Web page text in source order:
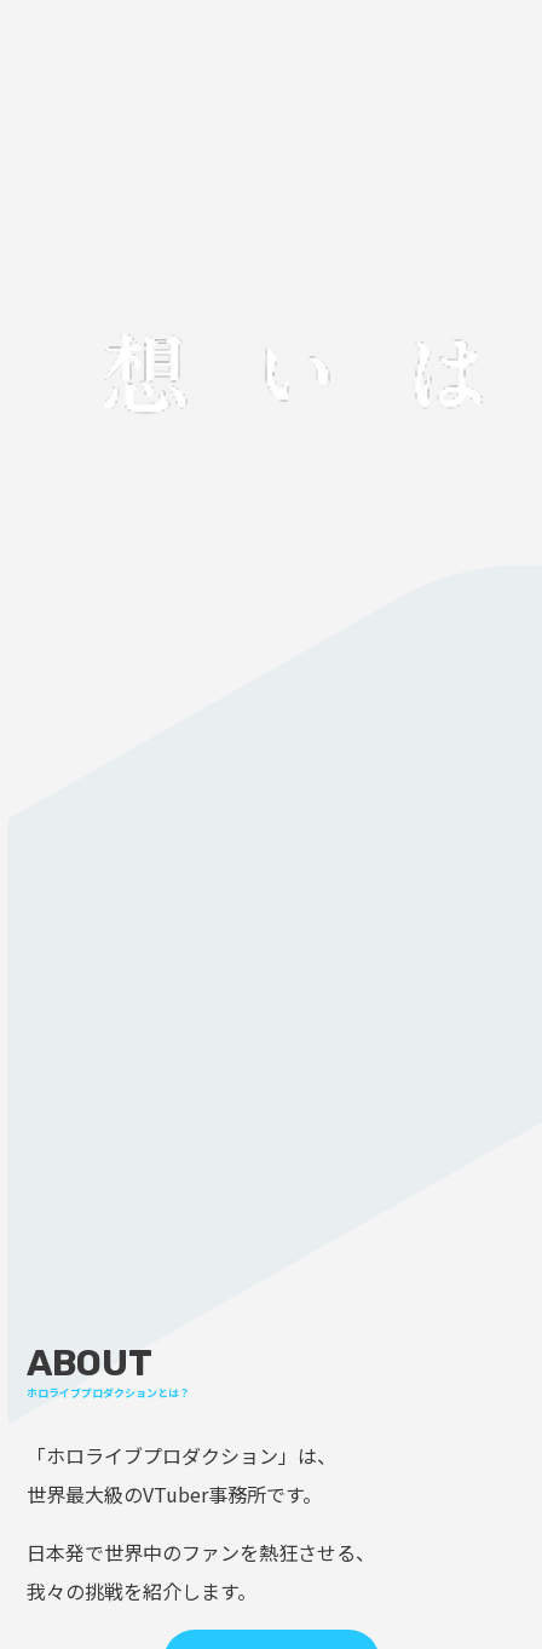
ABOUT
ホロライブプロダクションとは？
「ホロライブプロダクション」は、
世界最大級のVTuber事務所です。
日本発で世界中のファンを熱狂させる、
我々の挑戦を紹介します。